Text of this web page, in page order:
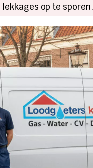
op te sporen.